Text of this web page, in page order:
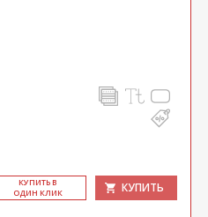
КУ­ПИТЬ В
ОДИН КЛИК
КУПИТЬ